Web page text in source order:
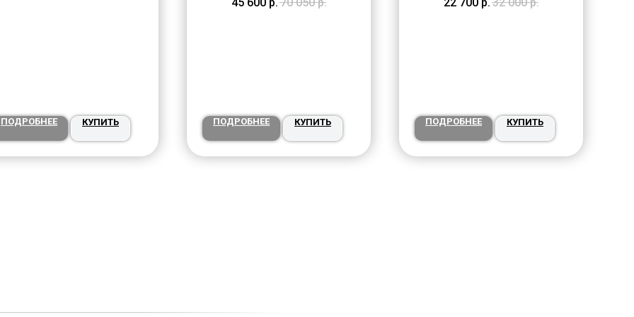
ПОДРОБНЕЕ КУПИТЬ
45 600 р.70 050 р.
ПОДРОБНЕЕ КУПИТЬ
22 700 р.32 000 р.
ПОДРОБНЕЕ КУПИТЬ